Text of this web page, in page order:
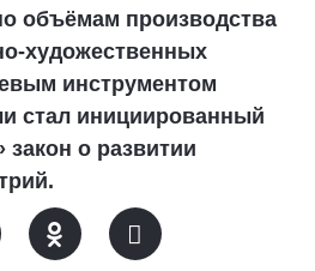
объёмам производства
художественных
инструментом
стал инициированный
о развитии